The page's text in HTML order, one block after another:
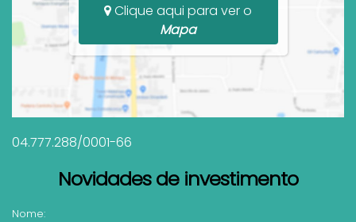
Clique aqui para ver o
Mapa
04.777.288/0001-66
Novidades de investimento
Nome: